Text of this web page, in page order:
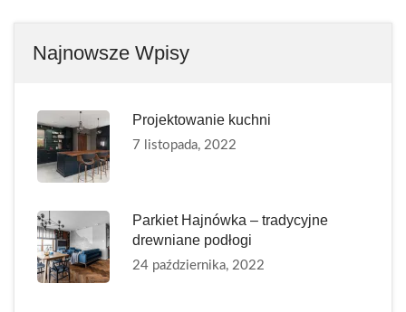
Najnowsze Wpisy
Projektowanie kuchni
7 listopada, 2022
Parkiet Hajnówka – tradycyjne
drewniane podłogi
24 października, 2022